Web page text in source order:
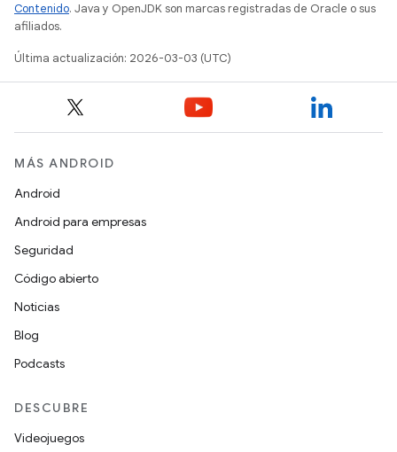
Contenido. Java y OpenJDK son marcas registradas de Oracle o sus
afiliados.
Última actualización: 2026-03-03 (UTC)
MÁS ANDROID
Android
Android para empresas
Seguridad
Código abierto
Noticias
Blog
Podcasts
DESCUBRE
Videojuegos